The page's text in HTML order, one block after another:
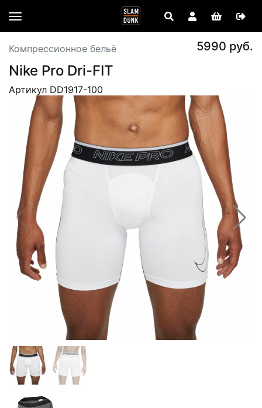
Компрессионное бельё 5990 руб.
Nike Pro Dri-FIT
Артикул DD1917-100